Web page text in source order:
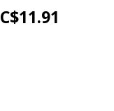
C$11.91